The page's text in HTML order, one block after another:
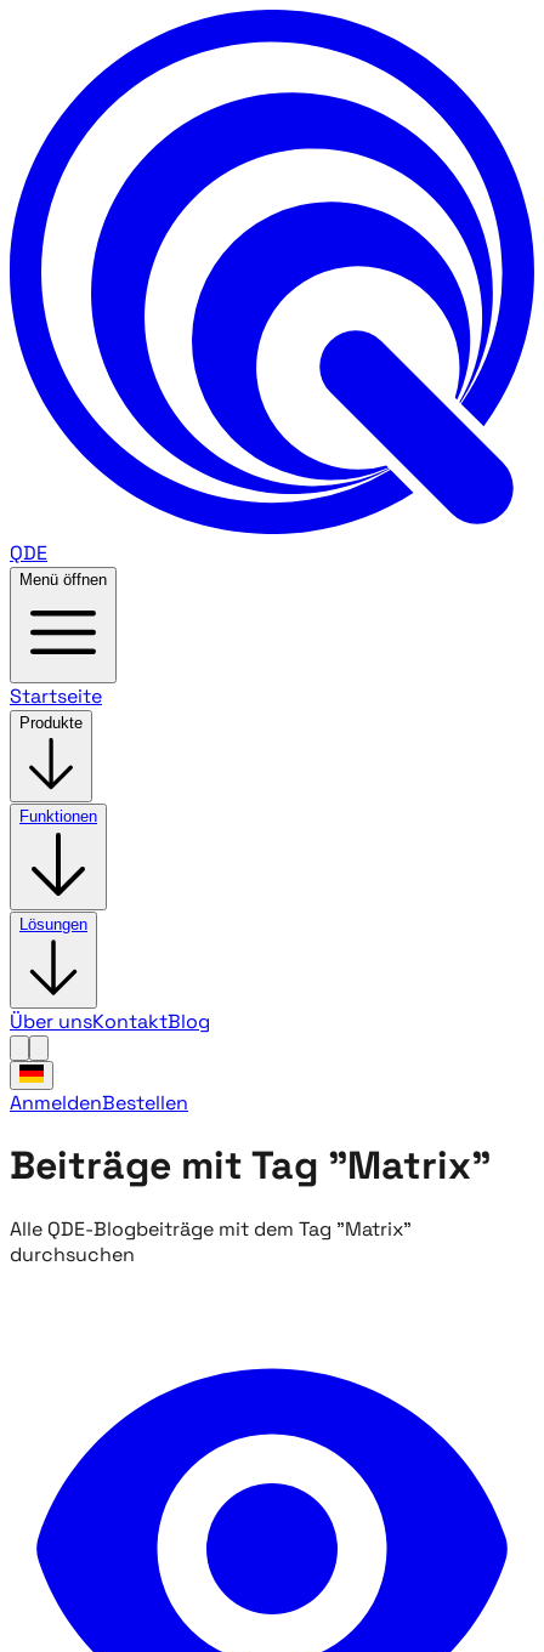
QDE
Menü öffnen
Startseite
Produkte
Funktionen
Lösungen
Über unsKontaktBlog
AnmeldenBestellen
Beiträge mit Tag "Matrix"
Alle QDE-Blogbeiträge mit dem Tag "Matrix"
durchsuchen